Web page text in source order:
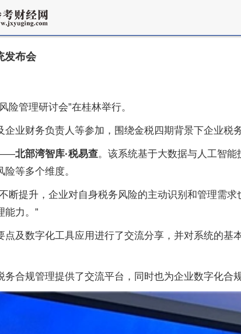
发布会
管理研讨会”在桂林举行。
业财务负责人等参加，围绕金税四期背景下企业税
——北部湾智库·税易查。该系统基于大数据与人工智
等多个维度。
断提升，企业对自身税务风险的主动识别和管理需
能力。”
及数字化工具应用进行了交流分享，并对系统的
合规管理提供了交流平台，同时也为企业数字化合